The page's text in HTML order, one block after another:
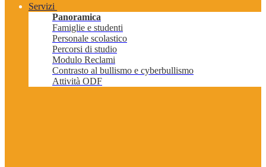
Servizi
Panoramica
Famiglie e studenti
Personale scolastico
Percorsi di studio
Modulo Reclami
Contrasto al bullismo e cyberbullismo
Attività ODF